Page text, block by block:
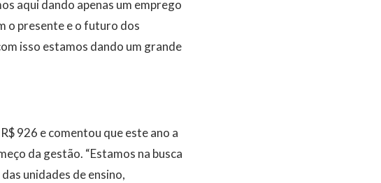
aqui dando apenas um emprego
o presente e o futuro dos
isso estamos dando um grande
926 e comentou que este ano a
da gestão. “Estamos na busca
unidades de ensino,